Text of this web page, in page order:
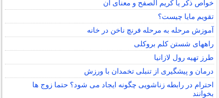
خواص ذکر یا کریم الصفح و معنای آن
تقویم مایا چیست؟
آموزش مرحله به مرحله فرنچ ناخن در خانه
راههای شستن کلم بروکلی
طرز تهیه رول لازانیا
درمان و پیشگیری از تنبلی تخمدان با ورزش
احترام در رابطه زناشویی چگونه ایجاد می شود؟ حتما زوج ها
بخوانند